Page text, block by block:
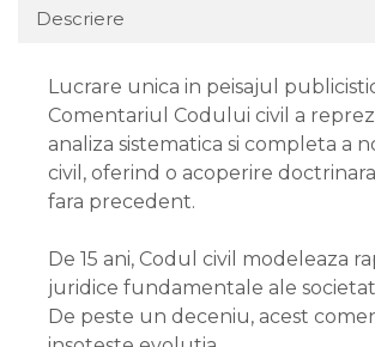
Descriere
Lucrare unica in peisajul
Comentariul Codului civil a
analiza sistematica si completa a
civil, oferind o acoperire
fara precedent.
De 15 ani, Codul civil modeleaza
juridice fundamentale ale
De peste un deceniu, acest